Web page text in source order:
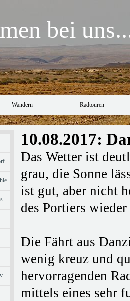
Wandern Radtouren
bei
10.08.2017:
Das Wetter ist
grau, die Sonne
ist gut, aber nicht
des Portiers
Die Fährt aus
wenig kreuz und
hervorragenden
mittels eines sehr